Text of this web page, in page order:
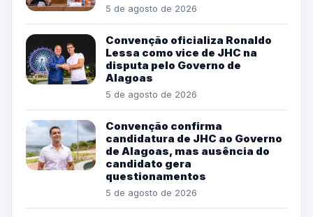
5 de agosto de 2026
Convenção oficializa Ronaldo
Lessa como vice de JHC na
disputa pelo Governo de
Alagoas
5 de agosto de 2026
Convenção confirma
candidatura de JHC ao Governo
de Alagoas, mas ausência do
candidato gera
questionamentos
5 de agosto de 2026